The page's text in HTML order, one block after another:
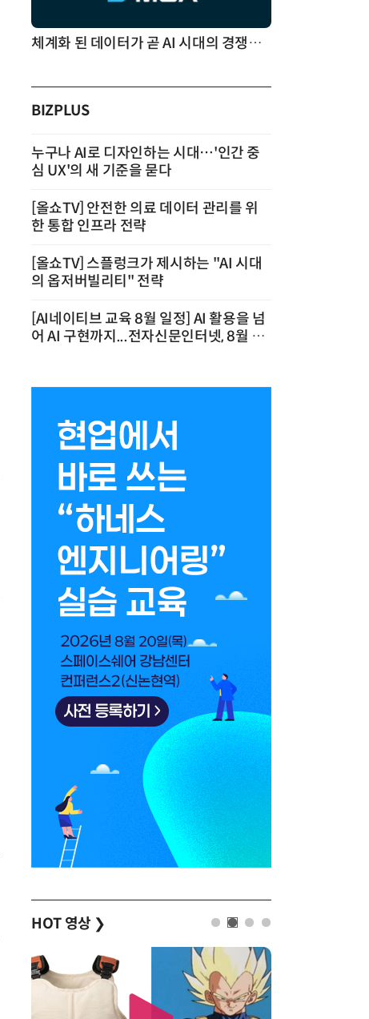
체계화 된 데이터가 곧 AI 시대의 경쟁력이다
BIZPLUS
누구나 AI로 디자인하는 시대…'인간 중
심 UX'의 새 기준을 묻다
[올쇼TV] 안전한 의료 데이터 관리를 위
한 통합 인프라 전략
[올쇼TV] 스플렁크가 제시하는 "AI 시대
의 옵저버빌리티" 전략
[AI네이티브 교육 8월 일정] AI 활용을 넘
어 AI 구현까지...전자신문인터넷, 8월 실
HOT 영상 ❯